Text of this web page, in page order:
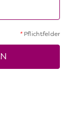
*Pflichtfelder